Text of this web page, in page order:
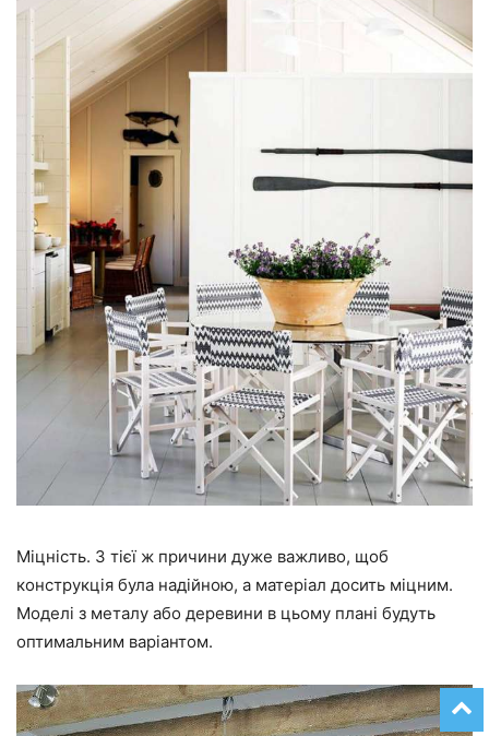
Міцність. З тієї ж причини дуже важливо, щоб
конструкція була надійною, а матеріал досить міцним.
Моделі з металу або деревини в цьому плані будуть
оптимальним варіантом.